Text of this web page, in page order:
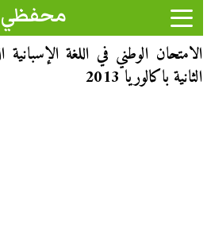
محفظي
الامتحان الوطني في اللغة
الثانية باكالوريا 2013